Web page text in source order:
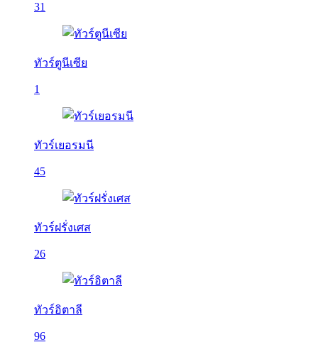
31
ทัวร์ตูนีเซีย
1
ทัวร์เยอรมนี
45
ทัวร์ฝรั่งเศส
26
ทัวร์อิตาลี
96